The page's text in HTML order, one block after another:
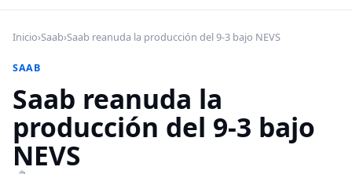
Inicio›Saab›Saab reanuda la producción del 9-3 bajo NEVS
SAAB
Saab reanuda la
producción del 9-3 bajo
NEVS